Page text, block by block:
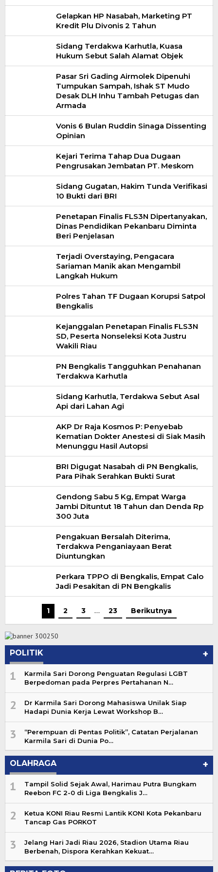
Gelapkan HP Nasabah, Marketing PT
Kredit Plu Divonis 2 Tahun
Sidang Terdakwa Karhutla, Kuasa
Hukum Sebut Salah Alamat Objek
Pasar Sri Gading Airmolek Dipenuhi
Tumpukan Sampah, Ishak ST Mudo
Desak DLH Inhu Tambah Petugas dan
Armada
Vonis 6 Bulan Ruddin Sinaga Dissenting
Opinian
Kejari Terima Tahap Dua Dugaan
Pengrusakan Jembatan PT. Meskom
Sidang Gugatan, Hakim Tunda Verifikasi
10 Bukti dari BRI
Penetapan Finalis FLS3N Dipertanyakan,
Dinas Pendidikan Pekanbaru Diminta
Beri Penjelasan
Terjadi Overstaying, Pengacara
Sariaman Manik akan Mengambil
Langkah Hukum
Polres Tahan TF Dugaan Korupsi Satpol
Bengkalis
Kejanggalan Penetapan Finalis FLS3N
SD, Peserta Nonseleksi Kota Justru
Wakili Riau
PN Bengkalis Tangguhkan Penahanan
Terdakwa Karhutla
Sidang Karhutla, Terdakwa Sebut Asal
Api dari Lahan Agi
AKP Dr Raja Kosmos P: Penyebab
Kematian Dokter Anestesi di Siak Masih
Menunggu Hasil Autopsi
BRI Digugat Nasabah di PN Bengkalis,
Para Pihak Serahkan Bukti Surat
Gendong Sabu 5 Kg, Empat Warga
Jambi Dituntut 18 Tahun dan Denda Rp
300 Juta
Pengakuan Bersalah Diterima,
Terdakwa Penganiayaan Berat
Diuntungkan
Perkara TPPO di Bengkalis, Empat Calo
Jadi Pesakitan di PN Bengkalis
1 2 3 … 23 Berikutnya
POLITIK +
1
Karmila Sari Dorong Penguatan Regulasi LGBT
Berpedoman pada Perpres Pertahanan N…
2
Dr Karmila Sari Dorong Mahasiswa Unilak Siap
Hadapi Dunia Kerja Lewat Workshop B…
3
“Perempuan di Pentas Politik”, Catatan Perjalanan
Karmila Sari di Dunia Po…
OLAHRAGA +
1
Tampil Solid Sejak Awal, Harimau Putra Bungkam
Reebon FC 2-0 di Liga Bengkalis J…
2
Ketua KONI Riau Resmi Lantik KONI Kota Pekanbaru
Tancap Gas PORKOT
3
Jelang Hari Jadi Riau 2026, Stadion Utama Riau
Berbenah, Dispora Kerahkan Kekuat…